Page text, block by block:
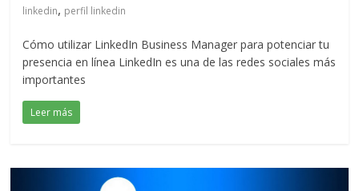
linkedin, perfil linkedin
Cómo utilizar LinkedIn Business Manager para potenciar tu
presencia en línea LinkedIn es una de las redes sociales más
importantes
Leer más